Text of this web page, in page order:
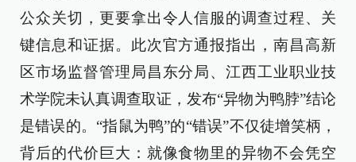
公众关切，更要拿出令人信服的调查过程、关
键信息和证据。此次官方通报指出，南昌高新
区市场监督管理局昌东分局、江西工业职业技
术学院未认真调查取证，发布“异物为鸭脖”结论
是错误的。“指鼠为鸭”的“错误”不仅徒增笑柄，
背后的代价巨大：就像食物里的异物不会凭空